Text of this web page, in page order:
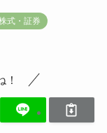
式・証券